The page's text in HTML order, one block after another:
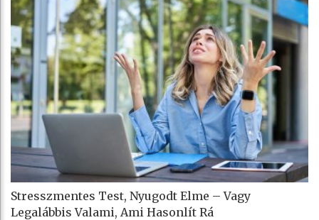
Stresszmentes Test, Nyugodt Elme – Vagy
Legalábbis Valami, Ami Hasonlít Rá